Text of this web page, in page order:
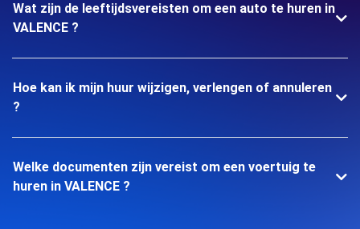
Wat zijn de leeftijdsvereisten om een auto te huren in
VALENCE ?
Hoe kan ik mijn huur wijzigen, verlengen of annuleren
?
Welke documenten zijn vereist om een voertuig te
huren in VALENCE ?